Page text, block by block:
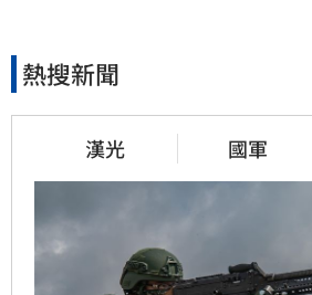
熱搜新聞
漢光 國軍